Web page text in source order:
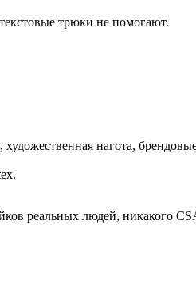
трюки не помогают.
нагота,
реальных людей, никакого